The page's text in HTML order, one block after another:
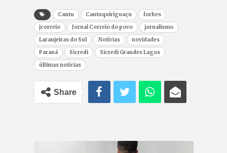
Cantu Cantuquiriguaçu
forbes
jcorreio
Jornal Correio do povo
jornalismo
Laranjeiras do Sul
Notícias
novidades
Paraná
Sicredi
Sicredi Grandes Lagos
últimas notícias
Share